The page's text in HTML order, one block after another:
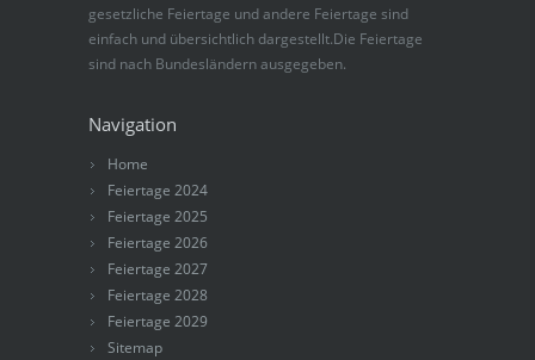
gesetzliche Feiertage und andere Feiertage sind
einfach und übersichtlich dargestellt.Die Feiertage
sind nach Bundesländern ausgegeben.
Navigation
Home
Feiertage 2024
Feiertage 2025
Feiertage 2026
Feiertage 2027
Feiertage 2028
Feiertage 2029
Sitemap